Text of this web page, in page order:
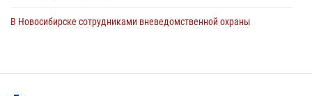
В Новосибирске сотрудниками вневедомственной охраны